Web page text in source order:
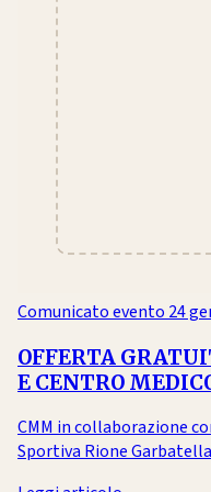
Comunicato evento 24
OFFERTA
E CENTRO
CMM in collaborazione
Sportiva Rione Garbatella